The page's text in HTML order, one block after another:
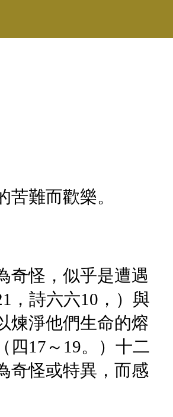
難而歡樂。
奇怪，似乎是遭遇
，詩六六10，）與
煉淨他們生命的熔
四17～19。）十二
奇怪或特異，而感